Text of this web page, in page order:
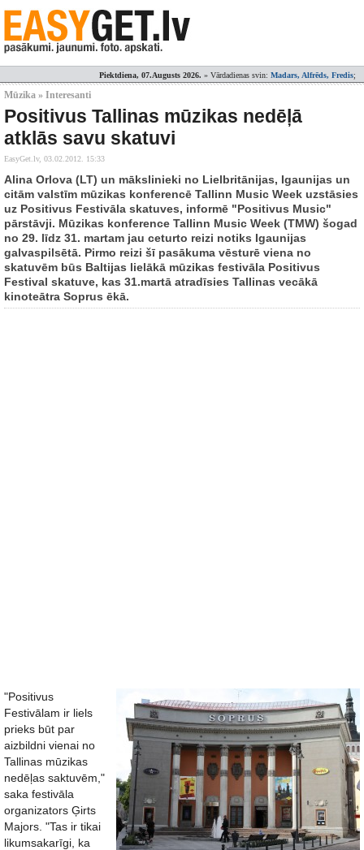
Piektdiena, 07.Augusts 2026. » Vārdadienas svin: Madars, Alfrēds, Fredis;
Mūzika » Interesanti
Positivus Tallinas mūzikas nedēļā
atklās savu skatuvi
EasyGet.lv, 03.02.2012. 15:33
Alina Orlova (LT) un mākslinieki no Lielbritānijas, Igaunijas un
citām valstīm mūzikas konferencē Tallinn Music Week uzstāsies
uz Positivus Festivāla skatuves, informē "Positivus Music"
pārstāvji. Mūzikas konference Tallinn Music Week (TMW) šogad
no 29. līdz 31. martam jau ceturto reizi notiks Igaunijas
galvaspilsētā. Pirmo reizi šī pasākuma vēsturē viena no
skatuvēm būs Baltijas lielākā mūzikas festivāla Positivus
Festival skatuve, kas 31.martā atradīsies Tallinas vecākā
kinoteātra Soprus ēkā.
"Positivus
Festivālam ir liels
prieks būt par
aizbildni vienai no
Tallinas mūzikas
nedēļas saktuvēm,"
saka festivāla
organizators Ģirts
Majors. "Tas ir tikai
likumsakarīgi, ka